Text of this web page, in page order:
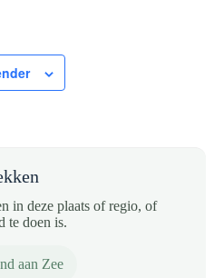
in deze plaats of regio, of
te doen is.
aan Zee